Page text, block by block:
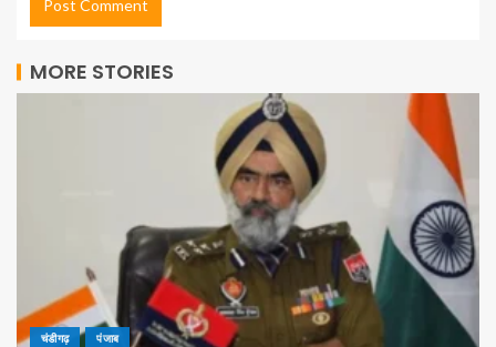
MORE STORIES
चंडीगढ़ पंजाब